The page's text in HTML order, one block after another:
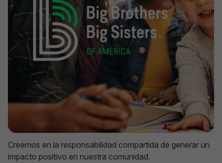
Creemos en la responsabilidad compartida de generar un
impacto positivo en nuestra comunidad.